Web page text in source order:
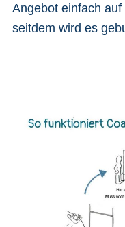
Angebot einfach
seitdem wird es